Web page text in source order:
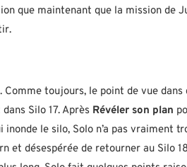
que maintenant que la mission de
toujours, le point de vue
Silo 17. Après Révéler son plan
inonde le silo, Solo n’a pas vraiment
et désespérée de retourner au Silo